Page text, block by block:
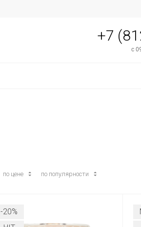
+7
с
по цене по популярности
-20%